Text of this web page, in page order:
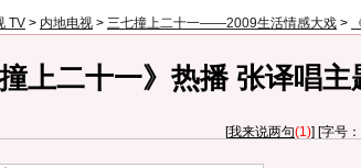
TV > 内地电视 > 三七撞上二十一——2009生活情感大戏 >
上二十一》热播 张译唱主
[我来说两句(1)] [字号：